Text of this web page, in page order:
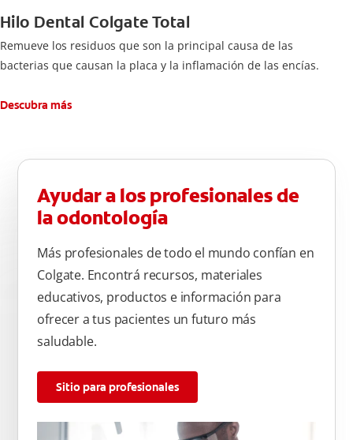
Hilo Dental Colgate Total
Remueve los residuos que son la principal causa de las
bacterias que causan la placa y la inflamación de las encías.
Descubra más
Ayudar a los profesionales de
la odontología
Más profesionales de todo el mundo confían en
Colgate. Encontrá recursos, materiales
educativos, productos e información para
ofrecer a tus pacientes un futuro más
saludable.
Sitio para profesionales